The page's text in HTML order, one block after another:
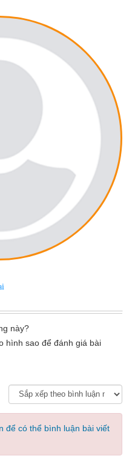
này?
hình sao để đánh giá bài
để có thể bình luận bài viết